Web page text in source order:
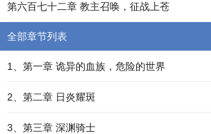
第六百七十二章 教主召唤，征战上苍
全部章节列表
1、第一章 诡异的血族，危险的世界
2、第二章 日炎耀斑
3、第三章 深渊骑士